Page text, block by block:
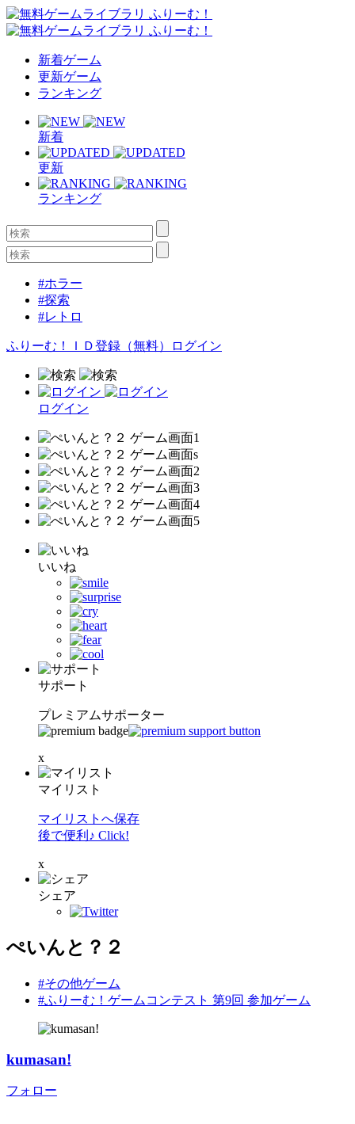
新着ゲーム
更新ゲーム
ランキング
新着
更新
ランキング
#ホラー
#探索
#レトロ
ふりーむ！ＩＤ登録（無料） ログイン
ログイン
いいね
サポート
プレミアムサポーター
x
マイリスト
マイリストへ保存
後で便利♪ Click!
x
シェア
ぺいんと？２
#その他ゲーム
#ふりーむ！ゲームコンテスト 第9回 参加ゲーム
kumasan!
フォロー